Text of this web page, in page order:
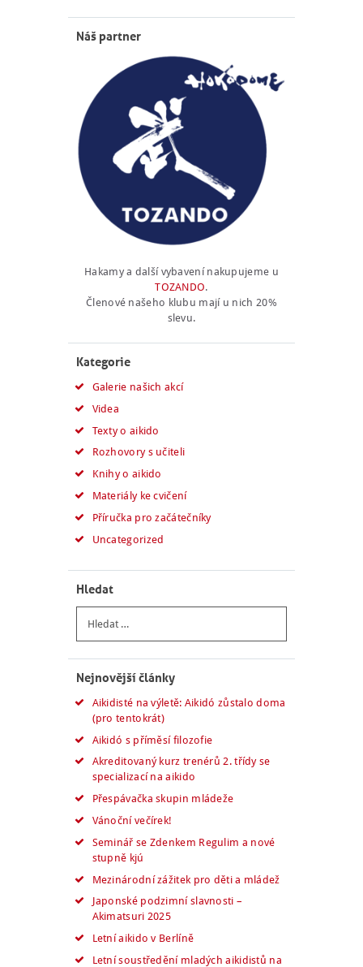
Náš partner
Hakamy a další vybavení nakupujeme u
TOZANDO.
Členové našeho klubu mají u nich 20%
slevu.
Kategorie
Galerie našich akcí
Videa
Texty o aikido
Rozhovory s učiteli
Knihy o aikido
Materiály ke cvičení
Příručka pro začátečníky
Uncategorized
Hledat
Nejnovější články
Aikidisté na výletě: Aikidó zůstalo doma
(pro tentokrát)
Aikidó s příměsí filozofie
Akreditovaný kurz trenérů 2. třídy se
specializací na aikido
Přespávačka skupin mládeže
Vánoční večírek!
Seminář se Zdenkem Regulim a nové
stupně kjú
Mezinárodní zážitek pro děti a mládež
Japonské podzimní slavnosti –
Akimatsuri 2025
Letní aikido v Berlíně
Letní soustředění mladých aikidistů na